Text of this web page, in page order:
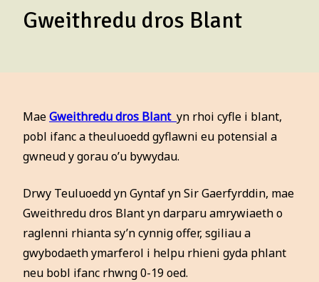
Gweithredu dros Blant
MaeGweithredu dros Blant yn rhoi cyfle i blant,
pobl ifanc a theuluoedd gyflawni eu potensial a
gwneud y gorau o’u bywydau.
Drwy Teuluoedd yn Gyntaf yn Sir Gaerfyrddin, mae
Gweithredu dros Blant yn darparu amrywiaeth o
raglenni rhianta sy’n cynnig offer, sgiliau a
gwybodaeth ymarferol i helpu rhieni gyda phlant
neu bobl ifanc rhwng 0-19 oed.